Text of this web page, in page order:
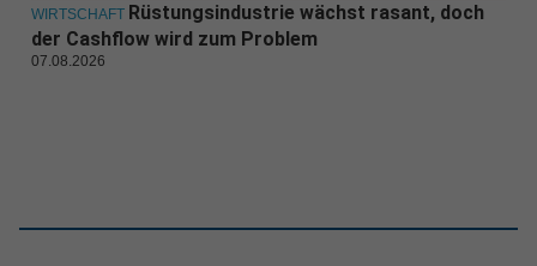
WIRTSCHAFT Rüstungsindustrie wächst rasant, doch
der Cashflow wird zum Problem
07.08.2026